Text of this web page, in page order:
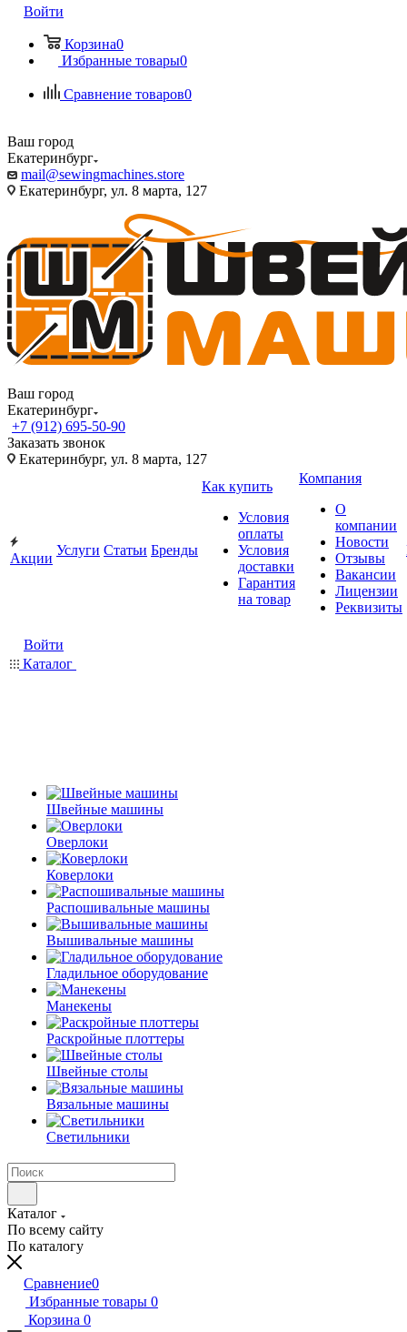
Войти
Корзина0
Избранные товары0
Сравнение товаров0
Ваш город
Екатеринбург
mail@sewingmachines.store
Екатеринбург, ул. 8 марта, 127
Ваш город
Екатеринбург
+7 (912) 695-50-90
Заказать звонок
Екатеринбург, ул. 8 марта, 127
Акции
Услуги Статьи Бренды
Как купить
Условия
оплаты
Условия
доставки
Гарантия
на товар
Компания
О
компании
Новости
Отзывы
Вакансии
Лицензии
Реквизиты
Войти
Каталог
Швейные машины
Оверлоки
Коверлоки
Распошивальные машины
Вышивальные машины
Гладильное оборудование
Манекены
Раскройные плоттеры
Швейные столы
Вязальные машины
Светильники
Каталог
По всему сайту
По каталогу
Сравнение0
Избранные товары 0
Корзина 0